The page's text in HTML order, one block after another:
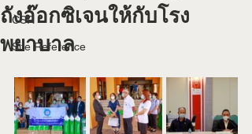
CSR
Site Reference
ถังอ๊อกซิเจนให้กับโรง
พยาบาล